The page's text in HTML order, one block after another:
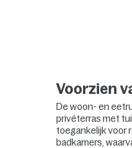
Voorzien
De woon- en
privéterras met
toegankelijk voor
badkamers,